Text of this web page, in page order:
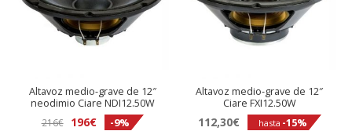
Altavoz medio-grave de 12″
neodimio Ciare NDI12.50W
216€ 196€ -9%
Altavoz medio-grave de 12″
Ciare FXI12.50W
112,30€ hasta -15%